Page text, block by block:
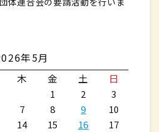
年5月
木 金 土 日
1 2
3
7 8 9
10
14 15 16
17